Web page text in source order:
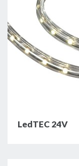
LedTEC 24V